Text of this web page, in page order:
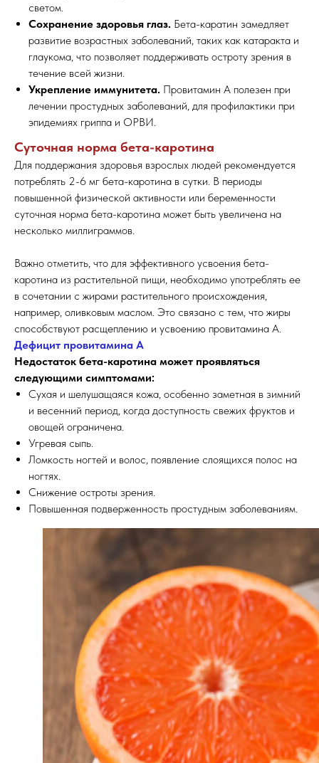
светом.
Сохранение здоровья глаз. Бета-каратин замедляет
развитие возрастных заболеваний, таких как катаракта и
глаукома, что позволяет поддерживать остроту зрения в
течение всей жизни.
Укрепление иммунитета. Провитамин А полезен при
лечении простудных заболеваний, для профилактики при
эпидемиях гриппа и ОРВИ.
Суточная норма бета-каротина
Для поддержания здоровья взрослых людей рекомендуется
потреблять 2-6 мг бета-каротина в сутки. В периоды
повышенной физической активности или беременности
суточная норма бета-каротина может быть увеличена на
несколько миллиграммов.
Важно отметить, что для эффективного усвоения бета-
каротина из растительной пищи, необходимо употреблять ее
в сочетании с жирами растительного происхождения,
например, оливковым маслом. Это связано с тем, что жиры
способствуют расщеплению и усвоению провитамина А.
Дефицит провитамина А
Недостаток бета-каротина может проявляться
следующими симптомами:
Сухая и шелушащаяся кожа, особенно заметная в зимний
и весенний период, когда доступность свежих фруктов и
овощей ограничена.
Угревая сыпь.
Ломкость ногтей и волос, появление слоящихся полос на
ногтях.
Снижение остроты зрения.
Повышенная подверженность простудным заболеваниям.